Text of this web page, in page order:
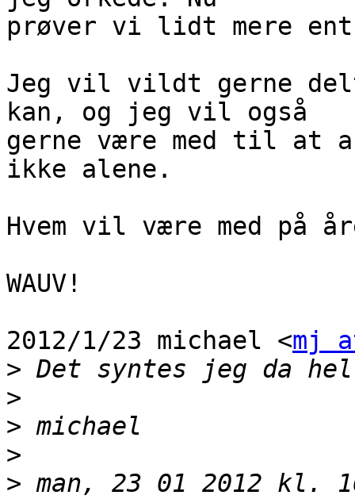
prøver vi lidt mere
Jeg vil vildt gerne
kan, og jeg vil også
gerne være med til at
ikke alene.
Hvem vil være med på
WAUV!
2012/1/23 michael <mj
>
>
>
>
> man, 23 01 2012 kl.